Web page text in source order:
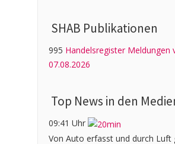
SHAB Publi­kati­onen
995 Handelsregister Meldungen
07.08.2026
Top News in den
09:41 Uhr
Von Auto erfasst und durch Luft